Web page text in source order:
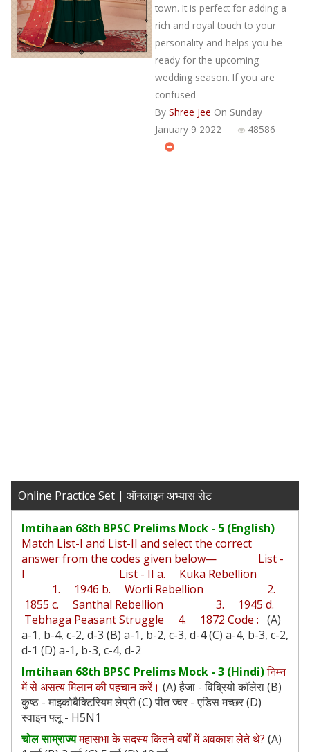
town. It is perfect for adding a
rich and royal touch to your
personality and helps you be
ready for the upcoming
wedding season. If you are
confused
By Shree Jee On Sunday
January 9 2022
48586
Online Practice Set | ऑनलाइन अभ्यास सेट
Imtihaan 68th BPSC Prelims Mock - 5 (English)
Match List-I and List-II and select the correct
answer from the codes given below— List -
I List - II a. Kuka Rebellion
1. 1946 b. Worli Rebellion 2.
1855 c. Santhal Rebellion 3. 1945 d.
Tebhaga Peasant Struggle 4. 1872 Code : (A)
a-1, b-4, c-2, d-3 (B) a-1, b-2, c-3, d-4 (C) a-4, b-3, c-2,
d-1 (D) a-1, b-3, c-4, d-2
Imtihaan 68th BPSC Prelims Mock - 3 (Hindi)निम्न
में से असत्य मिलान की पहचान करें। (A) हैजा - विब्रियो कॉलेरा (B)
कुष्ठ - माइकोबैक्टिरियम लेप्री (C) पीत ज्वर - एडिस मच्छर (D)
स्वाइन फ्लू - H5N1
चोल साम्राज्यमहासभा के सदस्य कितने वर्षों में अवकाश लेते थे? (A)